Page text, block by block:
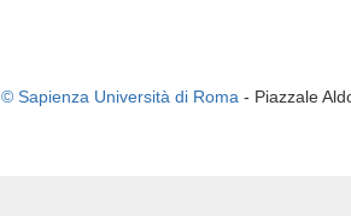
© Sapienza Università di Roma - Piazzale